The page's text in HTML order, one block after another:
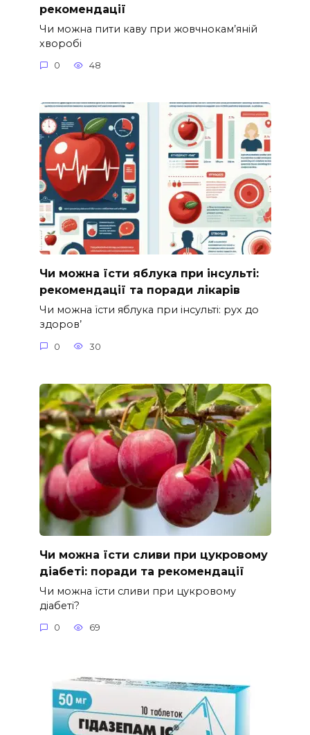
рекомендації
Чи можна пити каву при жовчнокам’яній
хворобі
0 48
Чи можна їсти яблука при інсульті:
рекомендації та поради лікарів
Чи можна їсти яблука при інсульті: рух до
здоров’
0 30
Чи можна їсти сливи при цукровому
діабеті: поради та рекомендації
Чи можна їсти сливи при цукровому
діабеті?
0 69